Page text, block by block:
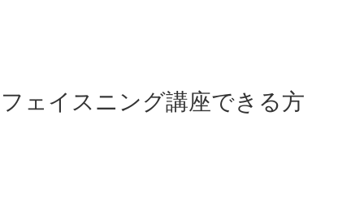
ェイスニング講座できる方